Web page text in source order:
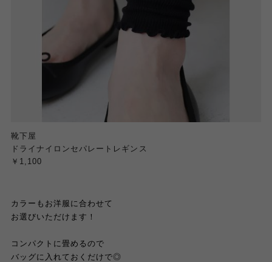
靴下屋
ドライナイロンセパレートレギンス
￥1,100
カラーもお洋服に合わせて
お選びいただけます！
コンパクトに畳めるので
バッグに入れておくだけで◎